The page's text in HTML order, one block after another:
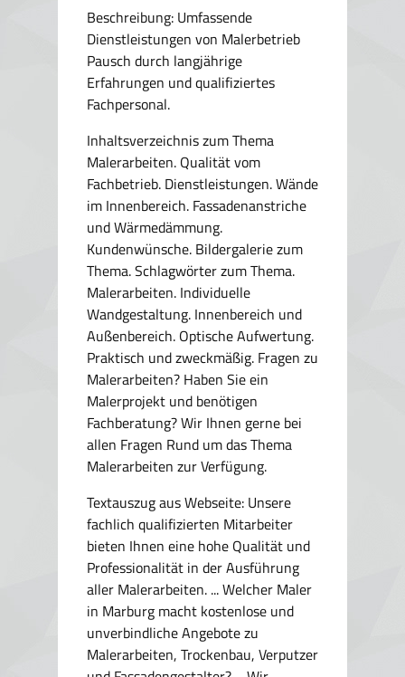
Beschreibung: Umfassende
Dienstleistungen von Malerbetrieb
Pausch durch langjährige
Erfahrungen und qualifiziertes
Fachpersonal.
Inhaltsverzeichnis zum Thema
Malerarbeiten. Qualität vom
Fachbetrieb. Dienstleistungen. Wände
im Innenbereich. Fassadenanstriche
und Wärmedämmung.
Kundenwünsche. Bildergalerie zum
Thema. Schlagwörter zum Thema.
Malerarbeiten. Individuelle
Wandgestaltung. Innenbereich und
Außenbereich. Optische Aufwertung.
Praktisch und zweckmäßig. Fragen zu
Malerarbeiten? Haben Sie ein
Malerprojekt und benötigen
Fachberatung? Wir Ihnen gerne bei
allen Fragen Rund um das Thema
Malerarbeiten zur Verfügung.
Textauszug aus Webseite: Unsere
fachlich qualifizierten Mitarbeiter
bieten Ihnen eine hohe Qualität und
Professionalität in der Ausführung
aller Malerarbeiten. ... Welcher Maler
in Marburg macht kostenlose und
unverbindliche Angebote zu
Malerarbeiten, Trockenbau, Verputzer